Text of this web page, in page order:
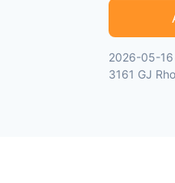
2026-05-16
3161 GJ